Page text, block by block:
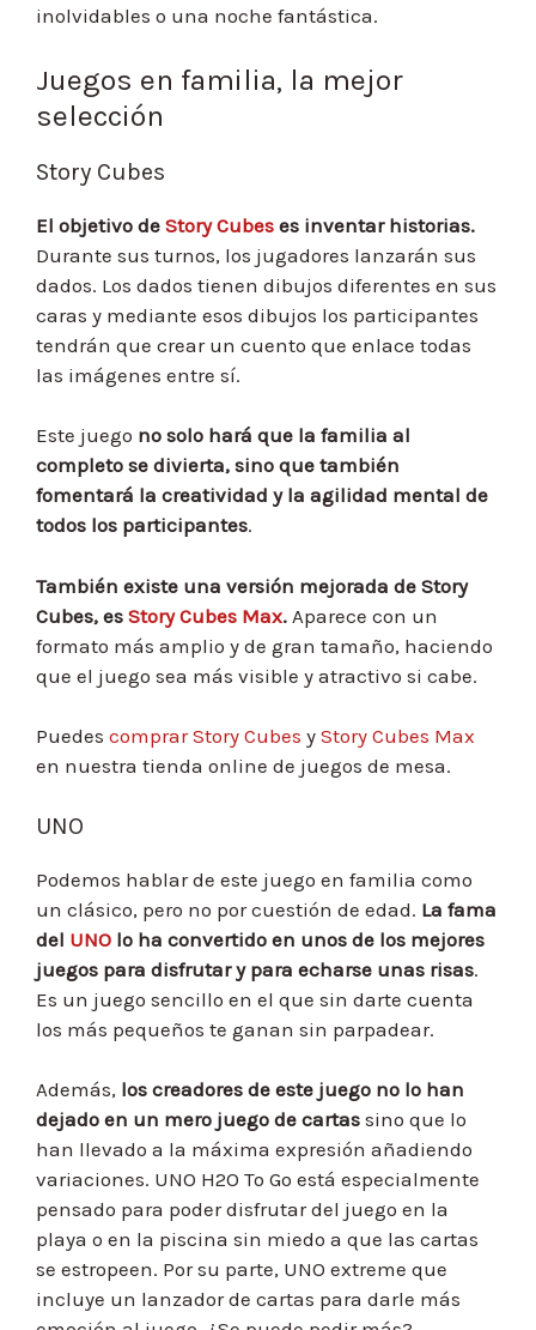
inolvidables o una noche fantástica.
Juegos en familia, la mejor
selección
Story Cubes
El objetivo de Story Cubes es inventar historias.
Durante sus turnos, los jugadores lanzarán sus
dados. Los dados tienen dibujos diferentes en sus
caras y mediante esos dibujos los participantes
tendrán que crear un cuento que enlace todas
las imágenes entre sí.
Este juego no solo hará que la familia al
completo se divierta, sino que también
fomentará la creatividad y la agilidad mental de
todos los participantes.
También existe una versión mejorada de Story
Cubes, es Story Cubes Max. Aparece con un
formato más amplio y de gran tamaño, haciendo
que el juego sea más visible y atractivo si cabe.
Puedes comprar Story Cubes y Story Cubes Max
en nuestra tienda online de juegos de mesa.
UNO
Podemos hablar de este juego en familia como
un clásico, pero no por cuestión de edad. La fama
del UNO lo ha convertido en unos de los mejores
juegos para disfrutar y para echarse unas risas.
Es un juego sencillo en el que sin darte cuenta
los más pequeños te ganan sin parpadear.
Además, los creadores de este juego no lo han
dejado en un mero juego de cartas sino que lo
han llevado a la máxima expresión añadiendo
variaciones. UNO H2O To Go está especialmente
pensado para poder disfrutar del juego en la
playa o en la piscina sin miedo a que las cartas
se estropeen. Por su parte, UNO extreme que
incluye un lanzador de cartas para darle más